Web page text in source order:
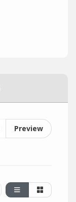
Preview